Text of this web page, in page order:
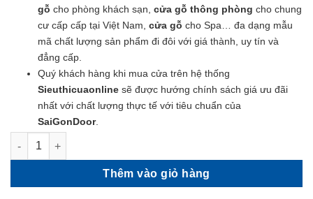
gỗ cho phòng khách sạn, cửa gỗ thông phòng cho chung
cư cấp cấp tại Việt Nam, cửa gỗ cho Spa… đa dạng mẫu
mã chất lượng sản phẩm đi đôi với giá thành, uy tín và
đẳng cấp.
Quý khách hàng khi mua cửa trên hệ thống
Sieuthicuaonlinesẽ được hướng chính sách giá ưu đãi
nhất với chất lượng thực tế với tiêu chuẩn của
SaiGonDoor.
Giá Cửa Công Nghiệp - Báo Giá Cửa Gỗ HDF 4A-C14-1 số
Thêm vào giỏ hàng